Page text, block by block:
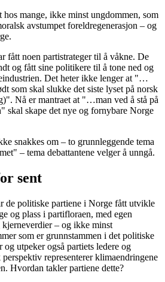
mange, ikke minst ungdommen, som
avstumpet foreldregenerasjon – og
fått noen partistrateger til å våkne. De
og fått sine politikere til å tone ned og
Det heter ikke lenger at "…
som skal slukke det siste lyset på norsk
Nå er mantraet at "…man ved å stå på
skal skape det nye og fornybare Norge
snakkes om – to grunnleggende tema
– tema debattantene velger å unngå.
sent
de politiske partiene i Norge fått utvikle
og plass i partifloraen, med egen
– og ikke minst
som er grunnstammen i det politiske
og utpeker også partiets ledere og
representerer klimaendringene
Hvordan takler partiene dette?